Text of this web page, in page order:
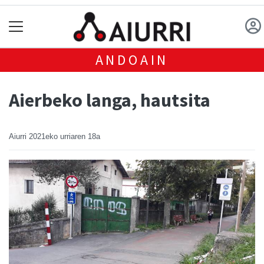
ANDOAIN
Aierbeko langa, hautsita
Aiurri 2021eko urriaren 18a